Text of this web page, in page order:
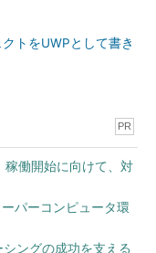
トをUWPとして書き
PR
稼働開始に向けて、対
パーコンピュータ環
ングの成功を支える